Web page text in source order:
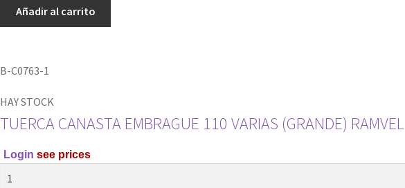
B-C0763-1
CANASTA
4
RAMVEL
Añadir al carrito
HAY STOCK
TUERCA CANASTA EMBRAGUE 110 VARIAS (GRANDE) RAMVEL
Login see prices